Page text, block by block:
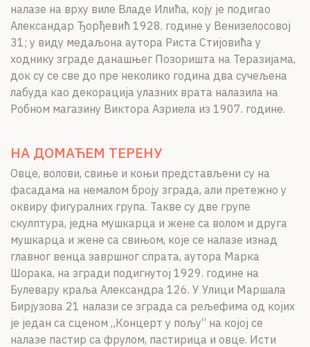
налазе на врху виле Владе Илића, коју је подигао
Александар Ђорђевић 1928. године у Венизелосовој
31; у виду медаљона аутора Риста Стијовића у
ходнику зграде данашњег Позоришта на Теразијама,
док су се све до пре неколико година два сучељена
лабуда као декорација улазних врата налазила на
Робном магазину Виктора Азриела из 1907. године.
НА ДОМАЋЕМ ТЕРЕНУ
Овце, волови, свиње и коњи представљени су на
фасадама на немалом броју зграда, али претежно у
оквиру фигуралних група. Такве су две групе
скулптура, једна мушкарца и жене са волом и друга
мушкарца и жене са свињом, које се налазе изнад
главног венца завршног спрата, аутора Марка
Шорака, на згради подигнутој 1929. године на
Булевару краља Александра 126. У Улици Маршала
Бирјузова 21 налази се зграда са рељефима од којих
је један са сценом „Концерт у пољу“ на којој се
налазе пастир са фрулом, пастирица и овце. Исти